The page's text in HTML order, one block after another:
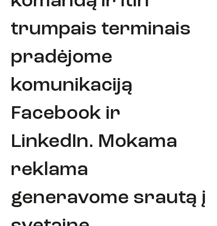
trumpais terminais
pradėjome
komunikaciją
Facebook ir
LinkedIn. Mokama
reklama
generavome srautą į